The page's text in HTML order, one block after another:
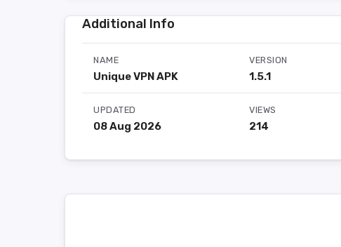
Additional Info
NAME
Unique VPN APK
VERSION
1.5.1
UPDATED
08 Aug 2026
VIEWS
214